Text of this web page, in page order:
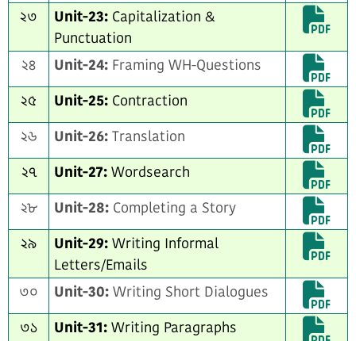
২৩
Unit-23: Capitalization &
Punctuation
২৪
Unit-24: Framing WH-Questions
২৫
Unit-25: Contraction
২৬
Unit-26: Translation
২৭
Unit-27: Wordsearch
২৮
Unit-28: Completing a Story
২৯
Unit-29: Writing Informal
Letters/Emails
৩০
Unit-30: Writing Short Dialogues
৩১
Unit-31: Writing Paragraphs